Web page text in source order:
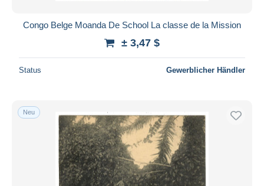
Congo Belge Moanda De School La classe de la Mission
± 3,47 $
Status Gewerblicher Händler
Neu